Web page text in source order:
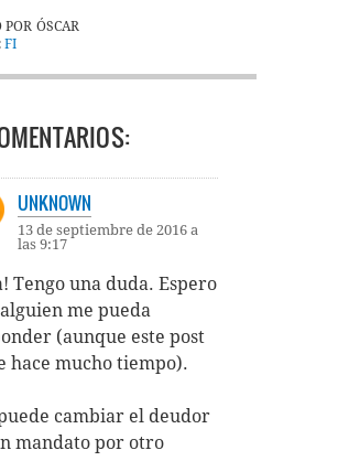
POR ÓSCAR
FI
UNKNOWN
13 de septiembre de 2016 a
las 9:17
Tengo una duda. Espero
me pueda
(aunque este post
hace mucho tiempo).
cambiar el deudor
mandato por otro